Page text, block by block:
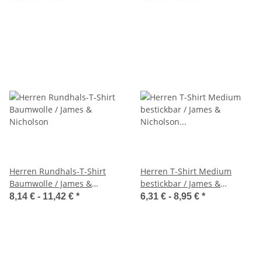
Herren Rundhals-T-Shirt
Baumwolle / James &
Nicholson
8,14 € - 11,42 € *
Herren T-Shirt Medium
bestickbar / James &
Nicholson JN003
6,31 € - 8,95 € *